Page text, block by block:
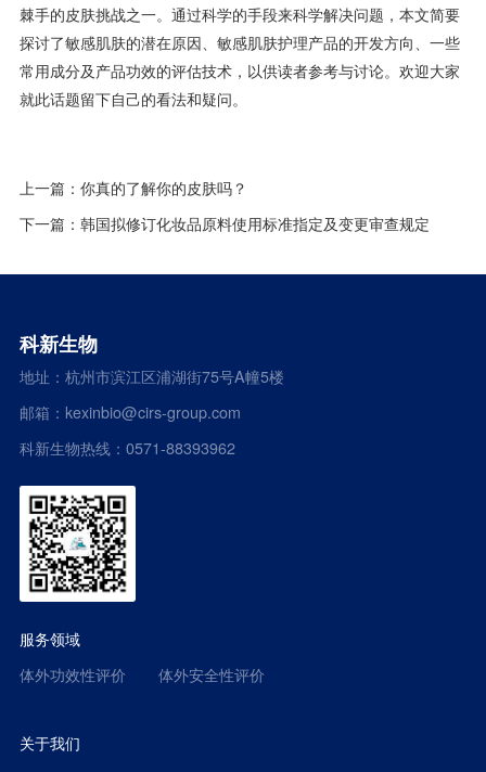
棘手的皮肤挑战之一。通过科学的手段来科学解决问题，本文简要
探讨了敏感肌肤的潜在原因、敏感肌肤护理产品的开发方向、一些
常用成分及产品功效的评估技术，以供读者参考与讨论。欢迎大家
就此话题留下自己的看法和疑问。
上一篇： 你真的了解你的皮肤吗？
下一篇： 韩国拟修订化妆品原料使用标准指定及变更审查规定
科新生物
地址：杭州市滨江区浦湖街75号A幢5楼
邮箱：kexinbio@cirs-group.com
科新生物热线：0571-88393962
服务领域
体外功效性评价
体外安全性评价
关于我们